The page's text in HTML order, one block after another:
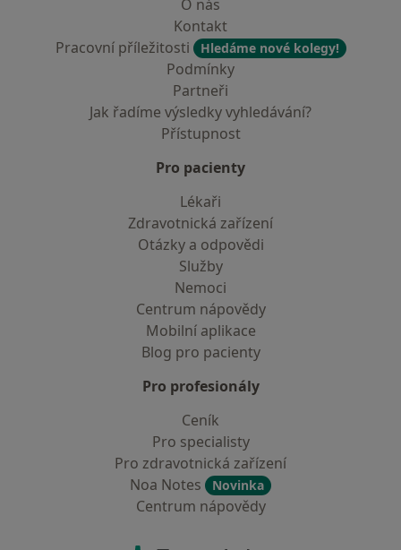
O nás
Kontakt
Pracovní příležitosti
Hledáme nové kolegy!
Podmínky
Partneři
Jak řadíme výsledky vyhledávání?
Přístupnost
Pro pacienty
Lékaři
Zdravotnická zařízení
Otázky a odpovědi
Služby
Nemoci
Centrum nápovědy
Mobilní aplikace
Blog pro pacienty
Pro profesionály
Ceník
Pro specialisty
Pro zdravotnická zařízení
Noa Notes
Novinka
Centrum nápovědy